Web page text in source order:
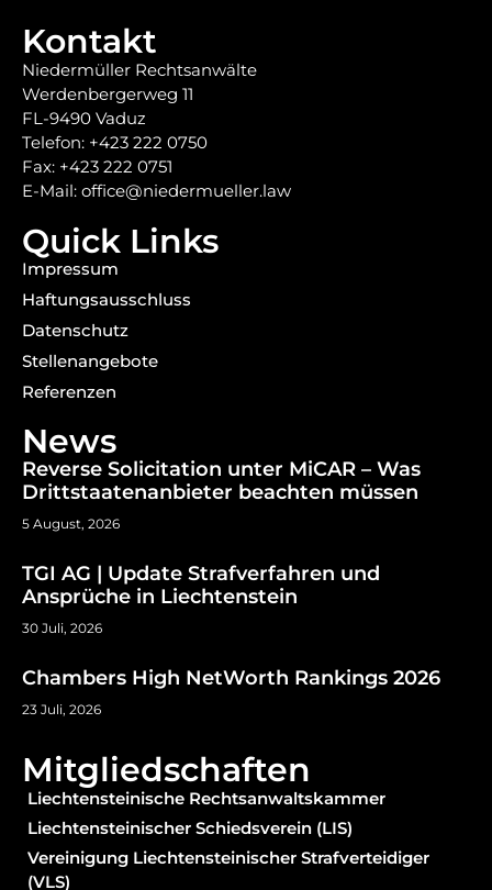
Kontakt
Niedermüller Rechtsanwälte
Werdenbergerweg 11
FL-9490 Vaduz
Telefon: +423 222 0750
Fax: +423 222 0751
E-Mail: office@niedermueller.law
Quick Links
Impressum
Haftungsausschluss
Datenschutz
Stellenangebote
Referenzen
News
Reverse Solicitation unter MiCAR – Was
Drittstaatenanbieter beachten müssen
5 August, 2026
TGI AG | Update Strafverfahren und
Ansprüche in Liechtenstein
30 Juli, 2026
Chambers High NetWorth Rankings 2026
23 Juli, 2026
Mitgliedschaften
Liechtensteinische Rechtsanwaltskammer
Liechtensteinischer Schiedsverein (LIS)
Vereinigung Liechtensteinischer Strafverteidiger
(VLS)